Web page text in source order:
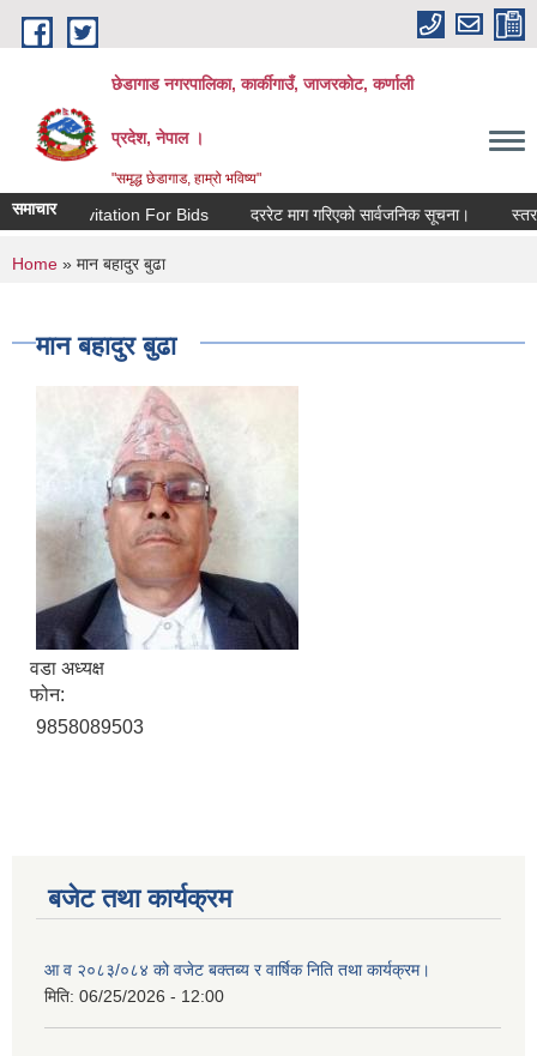
Skip to main content
छेडागाड नगरपालिका, कार्कीगाउँ, जाजरकाेट, कर्णाली
प्रदेश, नेपाल ।
"समृद्ध छेडागाड, हाम्रो भविष्य"
समाचार
Invitation For Bids दररेट माग गरिएको सार्वजनिक सूचना। स्तरवृद्धि
You are here
Home » मान बहादुर बुढा
मान बहादुर बुढा
वडा अध्यक्ष
फोन:
9858089503
बजेट तथा कार्यक्रम
आ व २०८३/०८४ को वजेट बक्तब्य र वार्षिक निति तथा कार्यक्रम।
मिति: 06/25/2026 - 12:00